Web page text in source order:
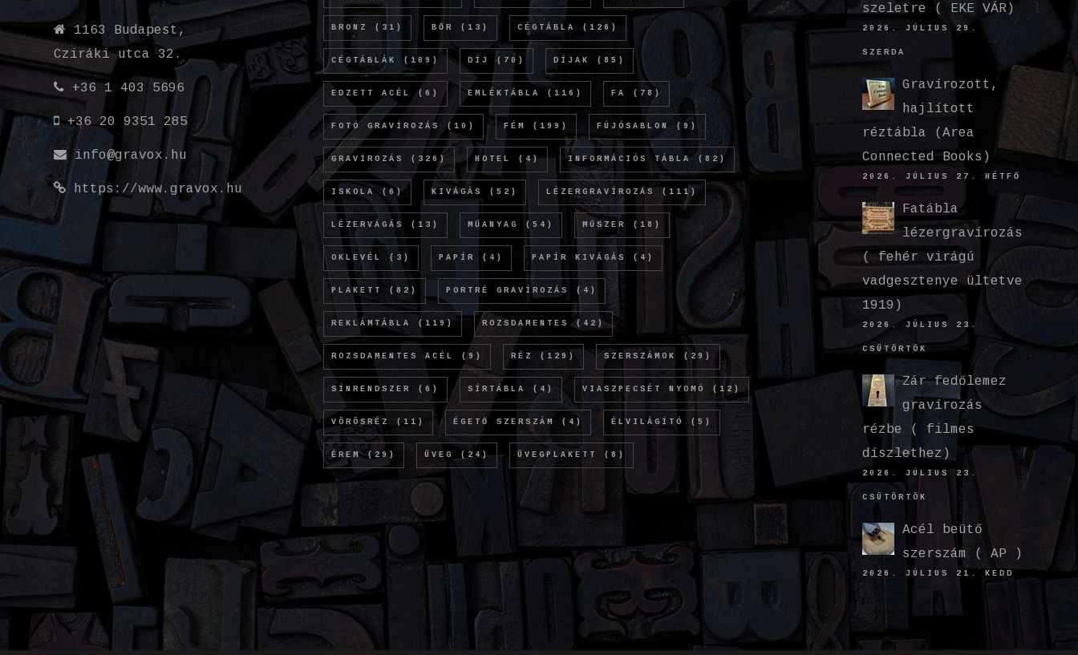
1163 Budapest,
Cziráki utca 32.
+36 1 403 5696
+36 20 9351 285
info@gravox.hu
https://www.gravox.hu
BRONZ (31) BŐR (13) CÉGTÁBLA (126)
CÉGTÁBLÁK (109) DÍJ (70) DÍJAK (85)
EDZETT ACÉL (6) EMLÉKTÁBLA (116) FA (78)
FOTÓ GRAVÍROZÁS (10) FÉM (199) FÚJÓSABLON (9)
GRAVÍROZÁS (326) HOTEL (4) INFORMÁCIÓS TÁBLA (82)
ISKOLA (6) KIVÁGÁS (52) LÉZERGRAVÍROZÁS (111)
LÉZERVÁGÁS (13) MŰANYAG (54) MŰSZER (18)
OKLEVÉL (3) PAPÍR (4) PAPÍR KIVÁGÁS (4)
PLAKETT (82) PORTRÉ GRAVÍROZÁS (4)
REKLÁMTÁBLA (119) ROZSDAMENTES (42)
ROZSDAMENTES ACÉL (9) RÉZ (129) SZERSZÁMOK (29)
SÍNRENDSZER (6) SÍRTÁBLA (4) VIASZPECSÉT NYOMÓ (12)
VÖRÖSRÉZ (11) ÉGETŐ SZERSZÁM (4) ÉLVILÁGÍTÓ (5)
ÉREM(29) ÜVEG (24) ÜVEGPLAKETT (8)
szeletre ( EKE VÁR)
2026. JÚLIUS 29.
SZERDA
Gravírozott,
hajlított
réztábla (Area
Connected Books)
2026. JÚLIUS 27. HÉTFŐ
Fatábla
lézergravírozás
( fehér virágú
vadgesztenye ültetve
1919)
2026. JÚLIUS 23.
CSÜTÖRTÖK
Zár fedőlemez
gravírozás
rézbe ( filmes
díszlethez)
2026. JÚLIUS 23.
CSÜTÖRTÖK
Acél beütő
szerszám ( AP )
2026. JÚLIUS 21. KEDD